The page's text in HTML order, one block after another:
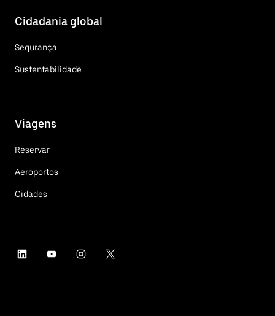
Cidadania global
Segurança
Sustentabilidade
Viagens
Reservar
Aeroportos
Cidades